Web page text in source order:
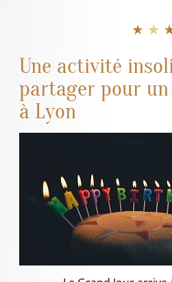
★ ★
Une activité
partager pour
à Lyon